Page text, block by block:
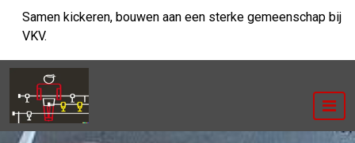
naar
inhoud
Samen kickeren, bouwen aan een sterke gemeenschap bij
VKV.